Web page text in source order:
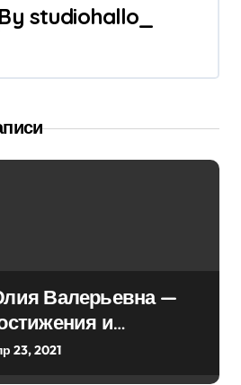
By studiohallo_
Валерьевна —
и
Колпино
23, 2021